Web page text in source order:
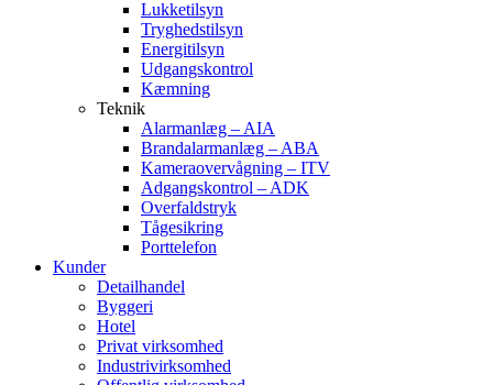
Lukketilsyn
Tryghedstilsyn
Energitilsyn
Udgangskontrol
Kæmning
Teknik
Alarmanlæg – AIA
Brandalarmanlæg – ABA
Kameraovervågning – ITV
Adgangskontrol – ADK
Overfaldstryk
Tågesikring
Porttelefon
Kunder
Detailhandel
Byggeri
Hotel
Privat virksomhed
Industrivirksomhed